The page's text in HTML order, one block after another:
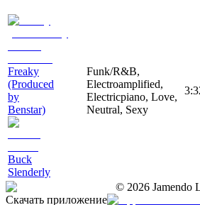
Freaky
(Produced
by
Benstar)
Buck
Slenderly
Funk/R&B,
Electroamplified,
Electricpiano, Love,
Neutral, Sexy
© 2026 Jamendo
Скачать приложение